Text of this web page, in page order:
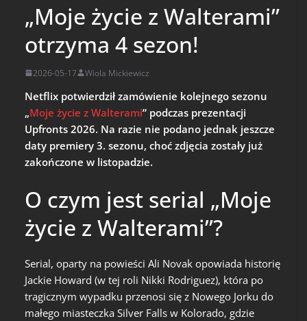
„Moje życie z Walterami”
otrzyma 4 sezon!
2026-05-17 Wiola Mickiewicz
Netflix potwierdził zamówienie kolejnego sezonu
„Moje życie z Walterami” podczas prezentacji
Upfronts 2026. Na razie nie podano jednak jeszcze
daty premiery 3. sezonu, choć zdjęcia zostały już
zakończone w listopadzie.
O czym jest serial „Moje
życie z Walterami”?
Serial, oparty na powieści Ali Novak opowiada historię
Jackie Howard (w tej roli Nikki Rodriguez), która po
tragicznym wypadku przenosi się z Nowego Jorku do
małego miasteczka Silver Falls w Kolorado, gdzie